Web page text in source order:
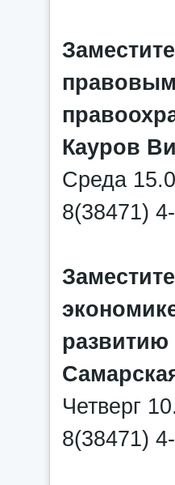
Кауров
Среда
8(38471)
развитию
Четверг
8(38471)